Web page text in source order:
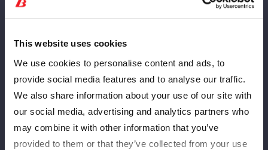
This website uses cookies
We use cookies to personalise content and ads, to
provide social media features and to analyse our traffic.
We also share information about your use of our site with
our social media, advertising and analytics partners who
may combine it with other information that you’ve
provided to them or that they’ve collected from your use
2025/04/04 グッズ
【会場物販情報】4.6愛知・東祥アリーナ安
2025/04/04 グッズ
【新商品】『玖麗さやか直筆サイン入り記
念フォトフレーム CINDERELLA
TOURNAMENT 2025 優勝記念』、『玖麗